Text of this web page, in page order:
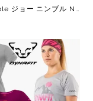
Joe Nimble ジョー ニンブル Nimble Toe Trail Addict(トレイルアディクト) VIOLETT レディース トレイルランニングシューズ